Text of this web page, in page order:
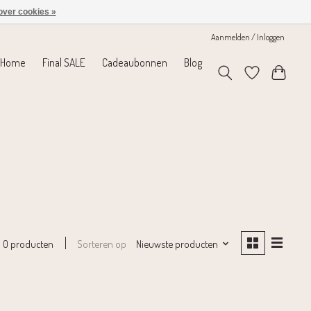
Aanmelden / Inloggen
Home Final SALE Cadeaubonnen Blog
0 producten Sorteren op Nieuwste producten
cookies »